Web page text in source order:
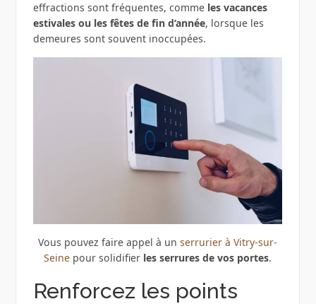
effractions sont fréquentes, comme les vacances
estivales ou les fêtes de fin d’année, lorsque les
demeures sont souvent inoccupées.
Vous pouvez faire appel à un serrurier à Vitry-sur-
Seine pour solidifier les serrures de vos portes.
Renforcez les points